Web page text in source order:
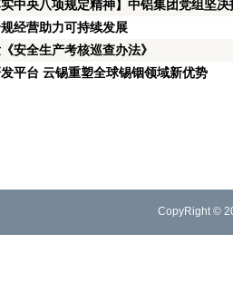
实中央八项规定精神】中铝集团党组坚
经营助力可持续发展
安全生产考核巡查办法》
平台 云锡重塑全球锡铟领域新优势
CopyRight ©